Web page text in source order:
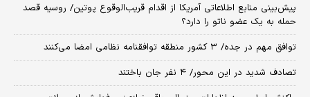
پیش‌بینی منابع اطلاعاتی آمریکا از اقدام قریب‌الوقوع پوتین/ روسیه قصد
حمله به یک عضو ناتو را دارد؟
توافق مهم در جده/ ۳ کشور منطقه توافقنامه نظامی امضا می‌کنند
تصادف شدید در این محور/ ۴ نفر جان باختند